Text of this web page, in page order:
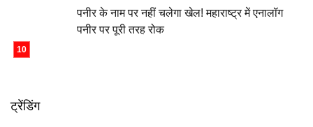
पनीर के नाम पर नहीं चलेगा खेल! महाराष्ट्र में एनालॉग
पनीर पर पूरी तरह रोक
ट्रेंडिंग